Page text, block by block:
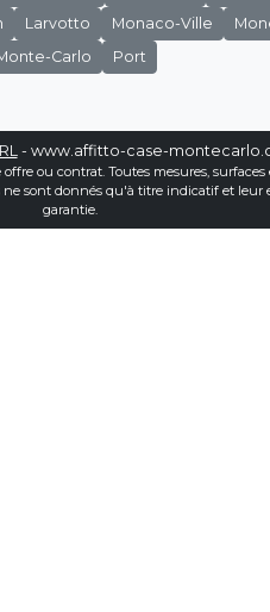
Larvotto Monaco-Ville
Carlo
Port
- www.affitto-case-
ou contrat. Toutes mesures, surfaces
ne sont donnés qu'à titre indicatif et leur
garantie.